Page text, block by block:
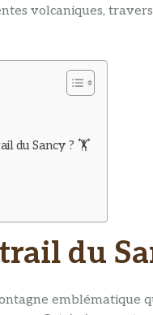
volcaniques,
du Sancy ? 🏋️
du
emblématique